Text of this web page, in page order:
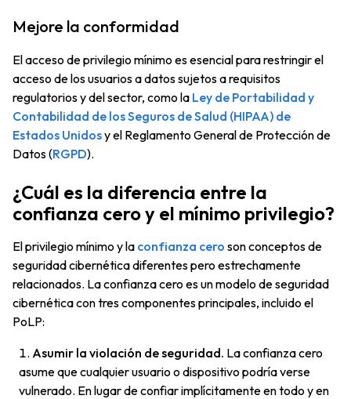
Mejore la conformidad
El acceso de privilegio mínimo es esencial para restringir el
acceso de los usuarios a datos sujetos a requisitos
regulatorios y del sector, como la Ley de Portabilidad y
Contabilidad de los Seguros de Salud (HIPAA) de
Estados Unidosy el Reglamento General de Protección de
Datos (RGPD).
¿Cuál es la diferencia entre la
confianza cero y el mínimo privilegio?
El privilegio mínimo y la confianza cero son conceptos de
seguridad cibernética diferentes pero estrechamente
relacionados. La confianza cero es un modelo de seguridad
cibernética con tres componentes principales, incluido el
PoLP:
Asumir la violación de seguridad. La confianza cero
asume que cualquier usuario o dispositivo podría verse
vulnerado. En lugar de confiar implícitamente en todo y en